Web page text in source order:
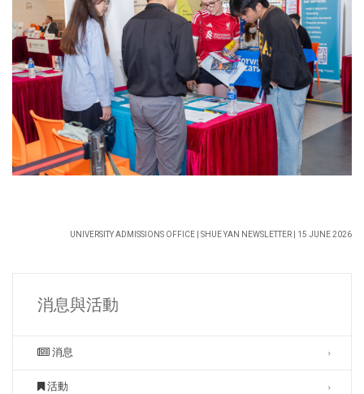
UNIVERSITY ADMISSIONS OFFICE | SHUE YAN NEWSLETTER | 15 JUNE 2026
消息與活動
消息
活動